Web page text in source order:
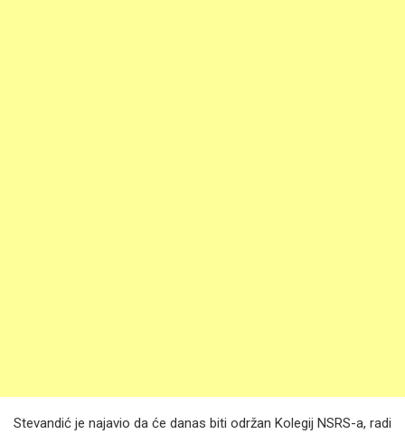
Stevandić je najavio da će danas biti održan Kolegij NSRS-a, radi